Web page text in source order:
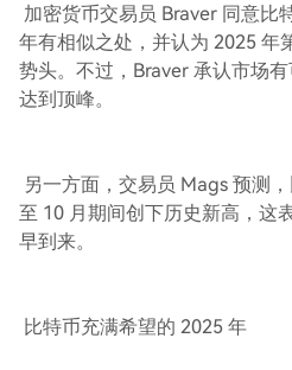
加密货币交易员 Braver 同意比
年有相似之处，并认为 2025 年
势头。不过，Braver 承认市场
达到顶峰。
另一方面，交易员 Mags 预测
至 10 月期间创下历史新高，这
早到来。
比特币充满希望的 2025 年